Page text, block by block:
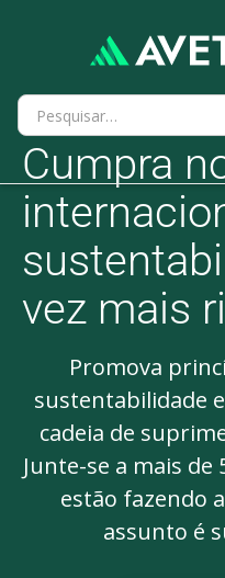
Cumpra
vez mais
Promova
sustentabilidade
cadeia de
Junte-se a mais
estão fazendo
assunto é